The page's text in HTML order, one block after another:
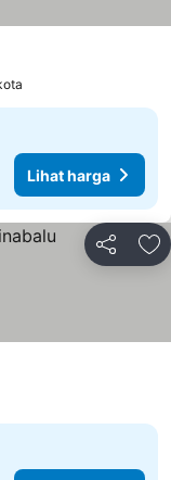
Lihat harga
Bagikan
harga